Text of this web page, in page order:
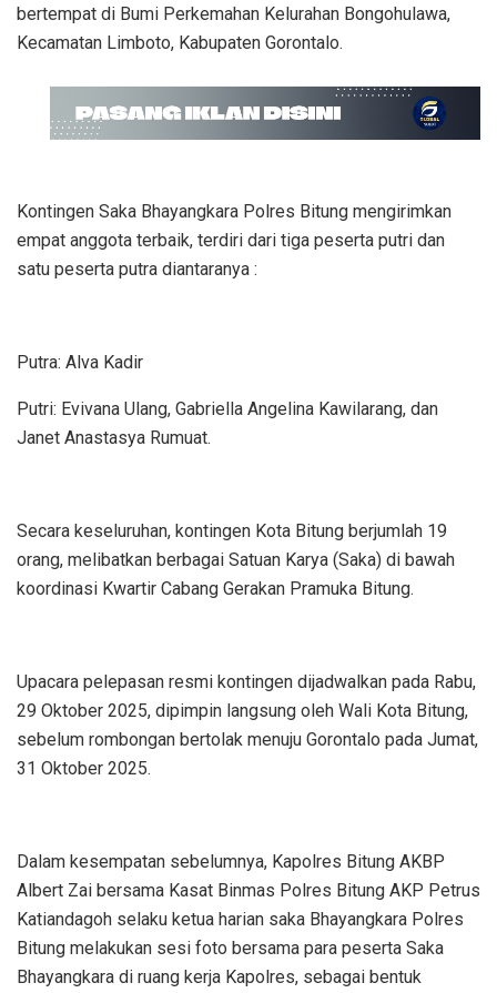
bertempat di Bumi Perkemahan Kelurahan Bongohulawa,
Kecamatan Limboto, Kabupaten Gorontalo.
Kontingen Saka Bhayangkara Polres Bitung mengirimkan
empat anggota terbaik, terdiri dari tiga peserta putri dan
satu peserta putra diantaranya :
Putra: Alva Kadir
Putri: Evivana Ulang, Gabriella Angelina Kawilarang, dan
Janet Anastasya Rumuat.
Secara keseluruhan, kontingen Kota Bitung berjumlah 19
orang, melibatkan berbagai Satuan Karya (Saka) di bawah
koordinasi Kwartir Cabang Gerakan Pramuka Bitung.
Upacara pelepasan resmi kontingen dijadwalkan pada Rabu,
29 Oktober 2025, dipimpin langsung oleh Wali Kota Bitung,
sebelum rombongan bertolak menuju Gorontalo pada Jumat,
31 Oktober 2025.
Dalam kesempatan sebelumnya, Kapolres Bitung AKBP
Albert Zai bersama Kasat Binmas Polres Bitung AKP Petrus
Katiandagoh selaku ketua harian saka Bhayangkara Polres
Bitung melakukan sesi foto bersama para peserta Saka
Bhayangkara di ruang kerja Kapolres, sebagai bentuk